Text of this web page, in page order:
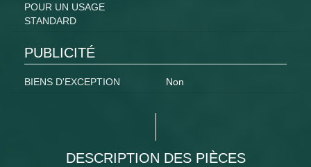
POUR UN USAGE
STANDARD
PUBLICITÉ
BIENS D'EXCEPTION Non
DESCRIPTION DES PIÈCES